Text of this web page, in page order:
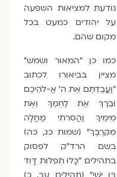
נודעת למציאות השפעה
על יהודים כמעט בכל
מקום שהם.
כמו כן "המאור ושמש"
מציין בביאורו לכתוב
"וַעֲבַדְתֶּם אֵת ה' אֱ-לֹהֵיכֶם
וּבֵרַךְ אֶת לַחְמְךָ וְאֶת
מֵימֶיךָ וַהֲסִרֹתִי מַחֲלָה
מִקִּרְבֶּךָ" (שמות כג, כה)
בשם הרד"ק לפסוק
בתהילים "כָּלּוּ תְפִלּוֹת דָּוִד